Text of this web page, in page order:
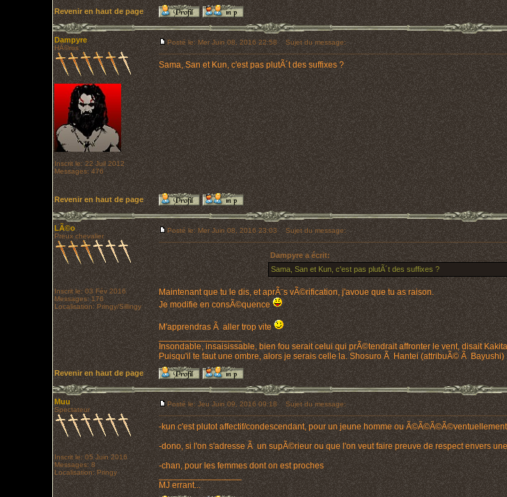
Revenir en haut de page
Dampyre
HÃ©ros
Inscrit le: 22 Juil 2012
Messages: 476
Posté le: Mer Juin 08, 2016 22:58 Sujet du message:
Sama, San et Kun, c'est pas plutÃ´t des suffixes ?
Revenir en haut de page
LÃ©o
Preux chevalier
Inscrit le: 03 Fév 2016
Messages: 176
Localisation: Pringy/Sillingy
Posté le: Mer Juin 08, 2016 23:03 Sujet du message:
Dampyre a écrit:
Sama, San et Kun, c'est pas plutÃ´t des suffixes ?
Maintenant que tu le dis, et aprÃ¨s vÃ©rification, j'avoue que tu as raison.
Je modifie en consÃ©quence
M'apprendras Ã aller trop vite
_________________
Insondable, insaisissable, bien fou serait celui qui prÃ©tendrait affronter le vent, disait
Puisqu'il te faut une ombre, alors je serais celle la. Shosuro Ã Hantei (attribuÃ© Ã Bayushi)
Revenir en haut de page
Muu
Spectateur
Inscrit le: 05 Juin 2016
Messages: 8
Localisation: Pringy
Posté le: Jeu Juin 09, 2016 09:18 Sujet du message:
-kun c'est plutot affectif/condescendant, pour un jeune homme ou
-dono, si l'on s'adresse Ã un supÃ©rieur ou que l'on veut faire preuve de respect envers
-chan, pour les femmes dont on est proches
_________________
MJ errant...